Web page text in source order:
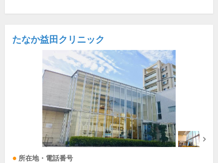
たなか益田クリニック
所在地・電話番号